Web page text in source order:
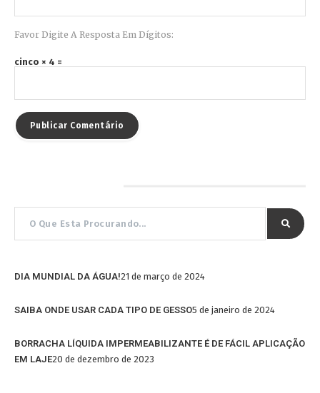
Favor Digite A Resposta Em Dígitos:
cinco × 4 =
DIA MUNDIAL DA ÁGUA!21 de março de 2024
SAIBA ONDE USAR CADA TIPO DE GESSO5 de janeiro de 2024
BORRACHA LÍQUIDA IMPERMEABILIZANTE É DE FÁCIL APLICAÇÃO
EM LAJE20 de dezembro de 2023